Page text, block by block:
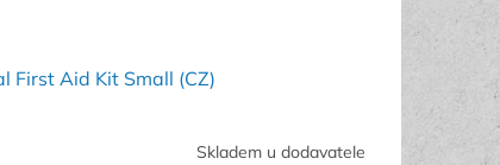
First Aid Kit Small (CZ)
Skladem u dodavatele